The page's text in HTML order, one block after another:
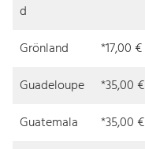
d
Grönland *17,00 €
Guadeloupe
*35,00 €
Guatemala
*35,00 €